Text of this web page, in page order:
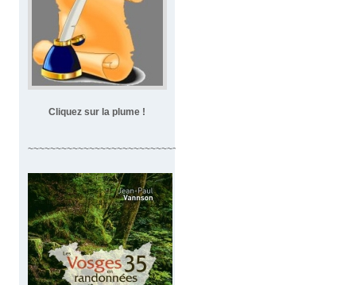
Cliquez sur la plume !
~~~~~~~~~~~~~~~~~~~~~~~~~~~~~~~~~~